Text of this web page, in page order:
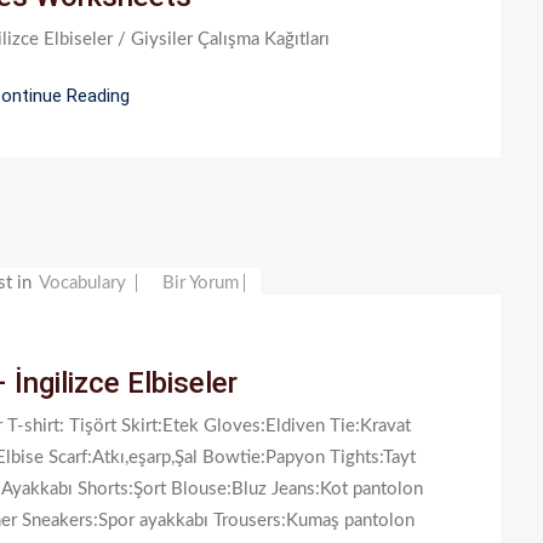
Elbiseler / Giysiler Çalışma Kağıtları
Reading
in Vocabulary
Clothes
Elbiseler
Bir Yorum
İngilizce Elbiseler
shirt: Tişört Skirt:Etek Gloves:Eldiven Tie:Kravat
Scarf:Atkı,eşarp,Şal Bowtie:Papyon Tights:Tayt
Shorts:Şort Blouse:Bluz Jeans:Kot pantolon
Sneakers:Spor ayakkabı Trousers:Kumaş pantolon